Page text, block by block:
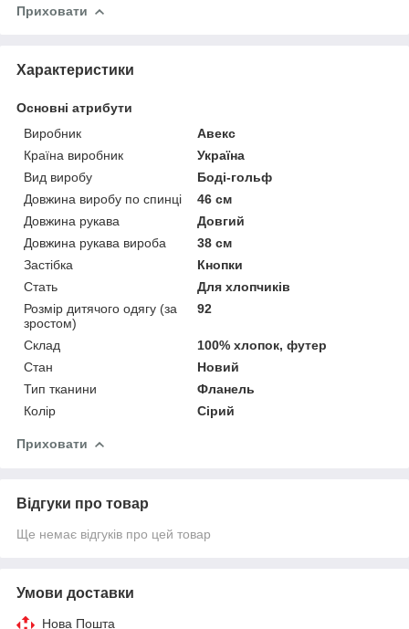
Приховати
Характеристики
Основні атрибути
Виробник
Авекс
Країна виробник
Україна
Вид виробу
Боді-гольф
Довжина виробу по спинці
46 см
Довжина рукава
Довгий
Довжина рукава вироба
38 см
Застібка
Кнопки
Стать
Для хлопчиків
Розмір дитячого одягу (за
зростом)
92
Склад
100% хлопок, футер
Стан
Новий
Тип тканини
Фланель
Колір
Сірий
Приховати
Відгуки про товар
Ще немає відгуків про цей товар
Умови доставки
Нова Пошта